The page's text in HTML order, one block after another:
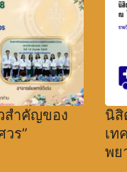
สำคัญของ
ร”
นิสิ
เท
พย